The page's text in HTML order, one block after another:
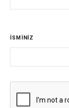
İSMİNİZ